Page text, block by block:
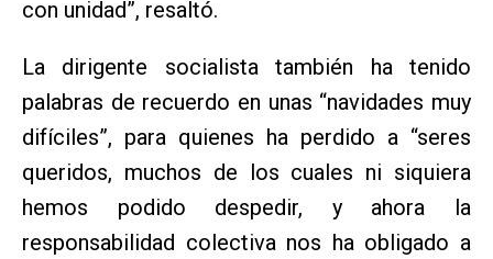
con unidad”, resaltó.
La dirigente socialista también ha tenido
palabras de recuerdo en unas “navidades muy
difíciles”, para quienes ha perdido a “seres
queridos, muchos de los cuales ni siquiera
hemos podido despedir, y ahora la
responsabilidad colectiva nos ha obligado a